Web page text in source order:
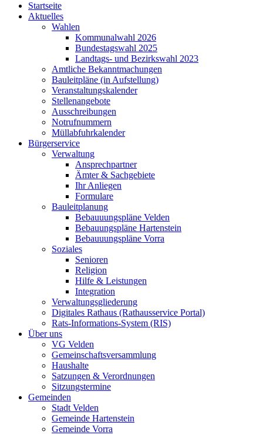
Startseite
Aktuelles
Wahlen
Kommunalwahl 2026
Bundestagswahl 2025
Landtags- und Bezirkswahl 2023
Amtliche Bekanntmachungen
Bauleitpläne (in Aufstellung)
Veranstaltungskalender
Stellenangebote
Ausschreibungen
Notrufnummern
Müllabfuhrkalender
Bürgerservice
Verwaltung
Ansprechpartner
Ämter & Sachgebiete
Ihr Anliegen
Formulare
Bauleitplanung
Bebauuungspläne Velden
Bebauungspläne Hartenstein
Bebauuungspläne Vorra
Soziales
Senioren
Religion
Hilfe & Leistungen
Integration
Verwaltungsgliederung
Digitales Rathaus (Rathausservice Portal)
Rats-Informations-System (RIS)
Über uns
VG Velden
Gemeinschaftsversammlung
Haushalte
Satzungen & Verordnungen
Sitzungstermine
Gemeinden
Stadt Velden
Gemeinde Hartenstein
Gemeinde Vorra